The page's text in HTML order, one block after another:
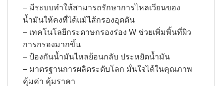
– มีระบบทำให้สามารถรักษาการไหลเวียนของ
น้ำมันให้คงที่ได้แม้ไส้กรองอุดตัน​
– เทคโนโลยีกระดาษกรองร่อง W ช่วยเพิ่มพิ้นที่ผิว
การกรองมากขึ้น​
– ป้องกันน้ำมันไหลย้อนกลับ ประหยัดน้ำมัน​
– มาตรฐานการผลิตระดับโลก มั่นใจได้ในคุณภาพ
คุ้มค่า คุ้มราคา